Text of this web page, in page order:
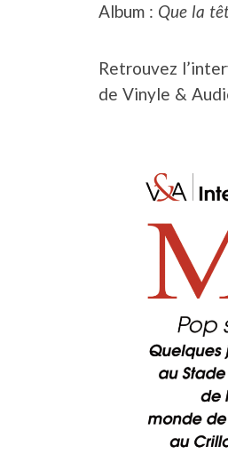
Album : Que la
Retrouvez
de Vinyle &